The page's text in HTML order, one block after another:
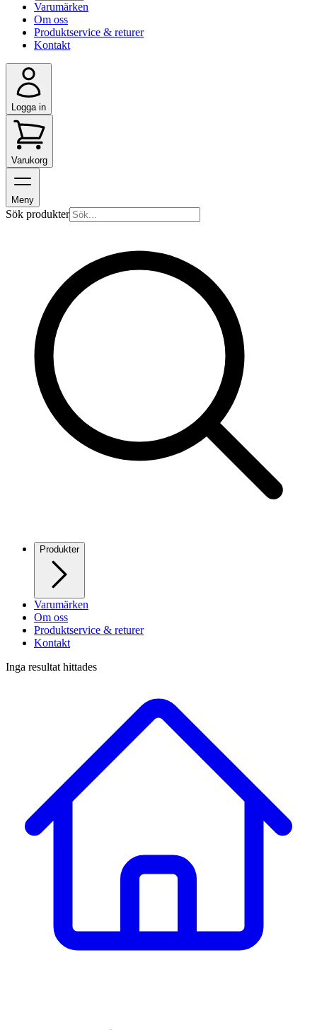
Varumärken
Om oss
Produktservice & returer
Kontakt
Logga in
Varukorg
Meny
Sök produkter
Produkter
Varumärken
Om oss
Produktservice & returer
Kontakt
Inga resultat hittades